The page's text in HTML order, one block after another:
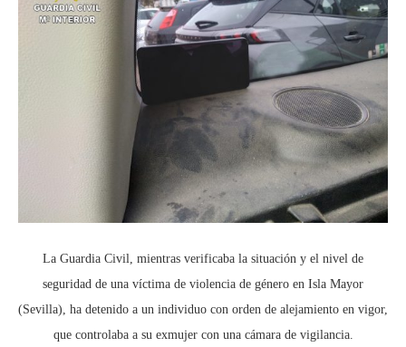
La Guardia Civil, mientras verificaba la situación y el nivel de
seguridad de una víctima de violencia de género en Isla Mayor
(Sevilla), ha detenido a un individuo con orden de alejamiento en vigor,
que controlaba a su exmujer con una cámara de vigilancia.